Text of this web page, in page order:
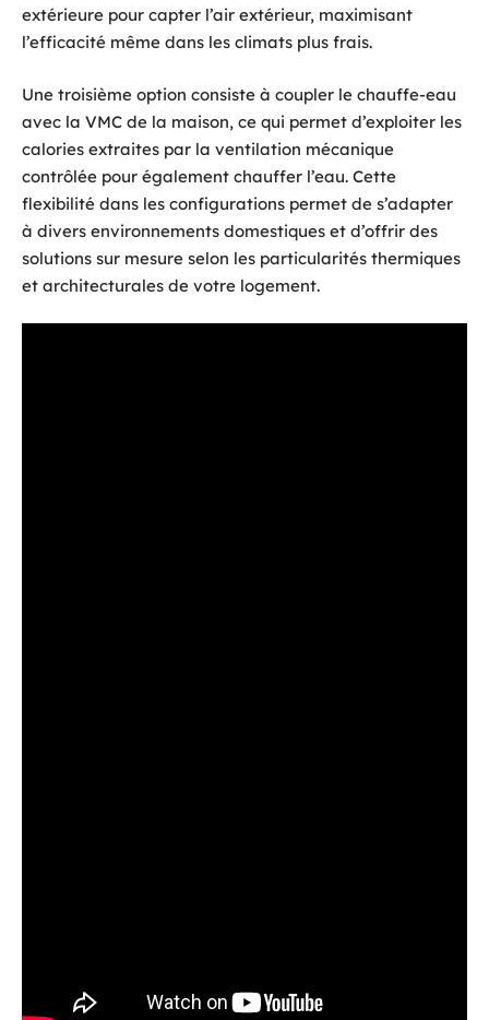
extérieure pour capter l’air extérieur, maximisant
l’efficacité même dans les climats plus frais.
Une troisième option consiste à coupler le chauffe-eau
avec la VMC de la maison, ce qui permet d’exploiter les
calories extraites par la ventilation mécanique
contrôlée pour également chauffer l’eau. Cette
flexibilité dans les configurations permet de s’adapter
à divers environnements domestiques et d’offrir des
solutions sur mesure selon les particularités thermiques
et architecturales de votre logement.